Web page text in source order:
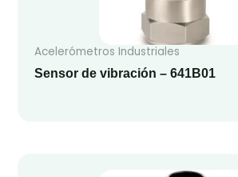
Acelerómetros Industriales
Sensor de vibración – 641B01